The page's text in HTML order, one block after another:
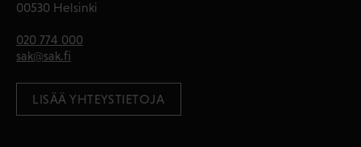
00530 Helsinki
020 774 000
sak@sak.fi
LISÄÄ YHTEYSTIETOJA